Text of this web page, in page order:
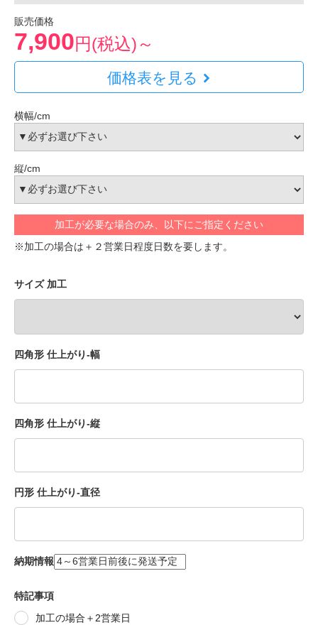
販売価格
7,900円(税込)～
価格表を見る
横幅/cm
縦/cm
加工が必要な場合のみ、以下にご指定ください
※加工の場合は＋２営業日程度日数を要します。
サイズ 加工
四角形 仕上がり-幅
四角形 仕上がり-縦
円形 仕上がり-直径
納期情報
特記事項
加工の場合＋2営業日